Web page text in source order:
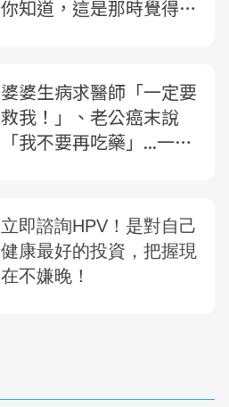
你知道，這是那時覺得最
婆婆生病求醫師「一定要
救我！」、老公癌末說
「我不要再吃藥」...一位